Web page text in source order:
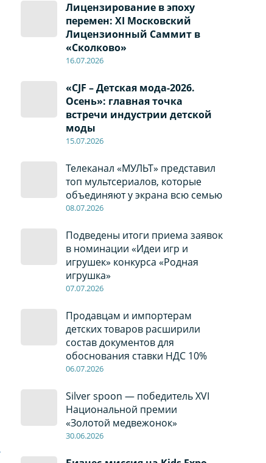
Лицензирование в эпоху
перемен: XI Московский
Лицензионный Саммит в
«Сколково»
16.07.2026
«CJF – Детская мода-2026.
Осень»: главная точка
встречи индустрии детской
моды
15.07.2026
Телеканал «МУЛЬТ» представил
топ мультсериалов, которые
объединяют у экрана всю семью
08.07.2026
Подведены итоги приема заявок
в номинации «Идеи игр и
игрушек» конкурса «Родная
игрушка»
07.07.2026
Продавцам и импортерам
детских товаров расширили
состав документов для
обоснования ставки НДС 10%
06.07.2026
Silver spoon — победитель XVI
Национальной премии
«Золотой медвежонок»
30.06.2026